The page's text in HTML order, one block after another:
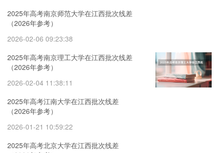
2025年高考南京师范大学在江西批次线差
（2026年参考）
2026-02-06 09:23:38
2025年高考南京理工大学在江西批次线差
（2026年参考）
2026-02-04 11:38:11
2025年高考江南大学在江西批次线差
（2026年参考）
2026-01-21 10:59:22
2025年高考北京大学在江西批次线差